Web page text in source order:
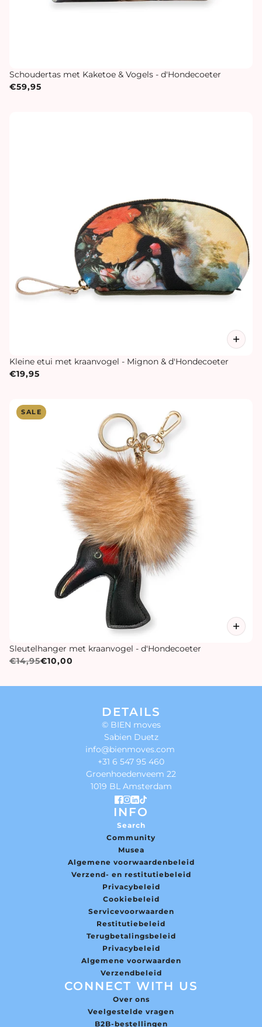
Schoudertas met Kaketoe & Vogels - d'Hondecoeter
€59,95
Kleine etui met kraanvogel - Mignon & d'Hondecoeter
€19,95
SALE
Sleutelhanger met kraanvogel - d'Hondecoeter
€14,95€10,00
DETAILS
© BIEN moves
Sabien Duetz
info@bienmoves.com
+31 6 547 95 460
Groenhoedenveem 22
1019 BL Amsterdam
INFO
Search
Community
Musea
Algemene voorwaardenbeleid
Verzend- en restitutiebeleid
Privacybeleid
Cookiebeleid
Servicevoorwaarden
Restitutiebeleid
Terugbetalingsbeleid
Privacybeleid
Algemene voorwaarden
Verzendbeleid
CONNECT WITH US
Over ons
Veelgestelde vragen
B2B-bestellingen